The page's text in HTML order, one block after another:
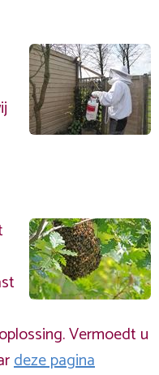
Vermoedt u
deze pagina